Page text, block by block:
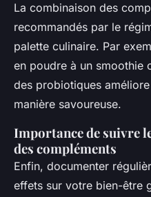
La combinaison des
recommandés par le
palette culinaire. Par
en poudre à un smoothie
des probiotiques
manière savoureuse.
Importance de suivre
des compléments
Enfin, documenter
effets sur votre bien-être